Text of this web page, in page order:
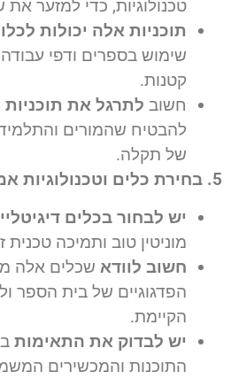
טכנולוגיות, כדי למזער
תוכניות אלה יכולות
שימוש בספרים ודפי
קטנות.
חשוב לתרגל את
להבטיח שהמורים
של תקלה.
5. בחירת כלים וטכנולוגיות אמינים:
יש לבחור בכלים
מוניטין טוב ותמיכה טכנית
חשוב לוודא שכלים אלה
הפדגוגיים של בית הספר
הקיימת.
יש לבדוק את התאימות
התוכנות והמכשירים